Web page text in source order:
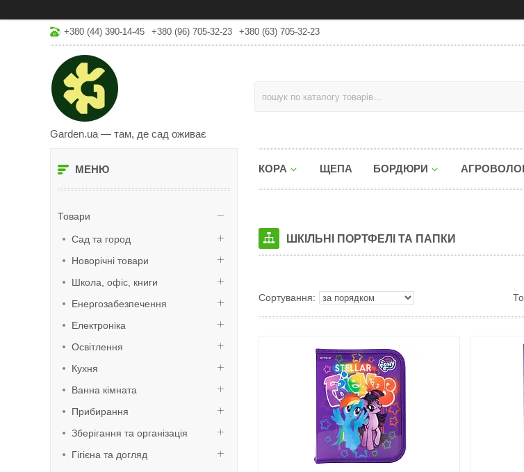
+380 (44) 390-14-45 +380 (96) 705-32-23 +380 (63) 705-32-23
Garden.ua — там, де сад оживає
Товари
Сад та город
Новорічні товари
Школа, офіс, книги
Енергозабезпечення
Електроніка
Освітлення
Кухня
Ванна кімната
Прибирання
Зберігання та організація
Гігієна та догляд
КОРА ЩЕПА БОРДЮРИ
ШКІЛЬНІ ПОРТФЕЛІ ТА ПАПКИ